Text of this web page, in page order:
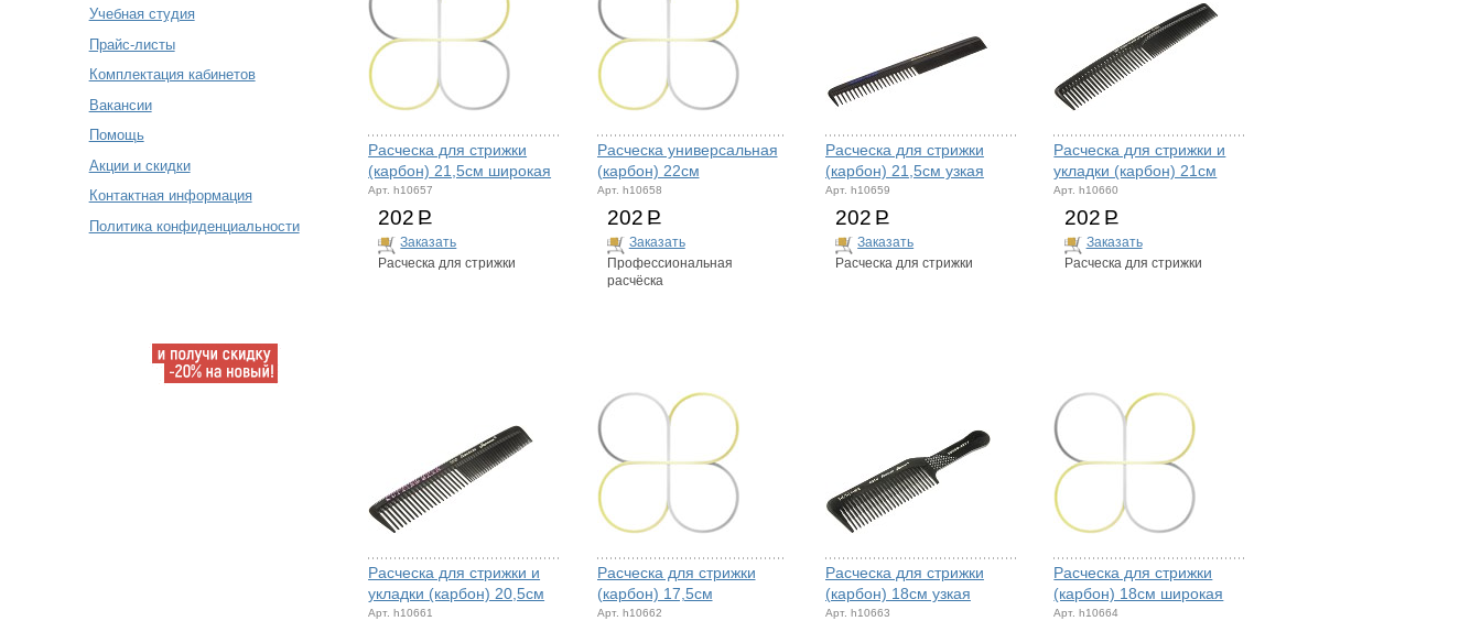
Учебная студия
Прайс-листы
Комплектация кабинетов
Вакансии
Помощь
Акции и скидки
Контактная информация
Политика конфиденциальности
Расческа для стрижки
(карбон) 21,5см широкая
Арт. h10657
202 Р
Заказать
Расческа для стрижки
Расческа универсальная
(карбон) 22см
Арт. h10658
202 Р
Заказать
Профессиональная
расчёска
Расческа для стрижки
(карбон) 21,5см узкая
Арт. h10659
202 Р
Заказать
Расческа для стрижки
Расческа для стрижки и
укладки (карбон) 21см
Арт. h10660
202 Р
Заказать
Расческа для стрижки
Расческа для стрижки и
укладки (карбон) 20,5см
Арт. h10661
Расческа для стрижки
(карбон) 17,5см
Арт. h10662
Расческа для стрижки
(карбон) 18см узкая
Арт. h10663
Расческа для стрижки
(карбон) 18см широкая
Арт. h10664